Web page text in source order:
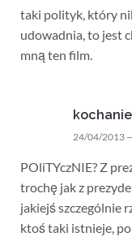
taki polityk, który
udowadnia, to jest
mną ten film.
kochanie
24/04/2013
POliTYczNIE? Z
trochę jak z
jakiejś szczególnie
ktoś taki istnieje,